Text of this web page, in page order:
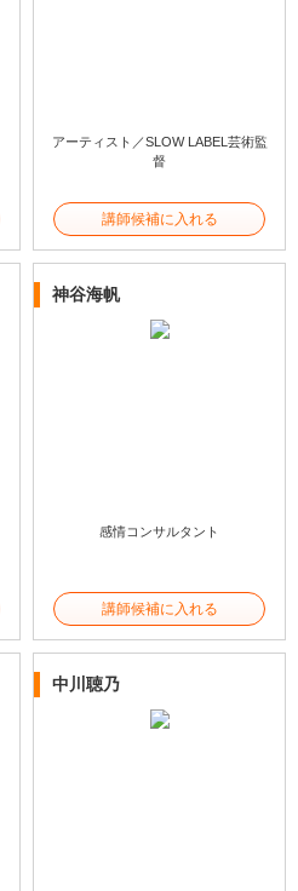
アーティスト／SLOW LABEL芸術監
督
講師候補に入れる
神谷海帆
感情コンサルタント
講師候補に入れる
中川聴乃